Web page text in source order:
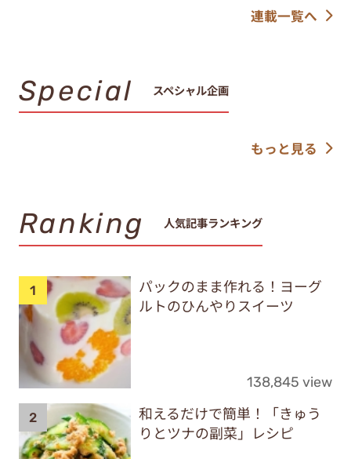
連載一覧へ
Special スペシャル企画
もっと見る
Ranking 人気記事ランキング
パックのまま作れる！ヨーグ
ルトのひんやりスイーツ
138,845 view
和えるだけで簡単！「きゅう
りとツナの副菜」レシピ